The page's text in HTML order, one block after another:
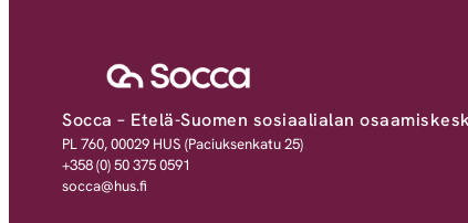
Socca – Etelä-Suomen sosiaalialan
PL 760, 00029 HUS (Paciuksenkatu 25)
+358 (0) 50 375 0591
socca@hus.fi